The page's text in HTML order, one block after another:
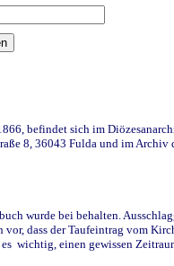
befindet sich im
8, 36043 Fulda und im
wurde bei behalten.
vor, dass der Taufeintrag vom
wichtig, einen gewissen